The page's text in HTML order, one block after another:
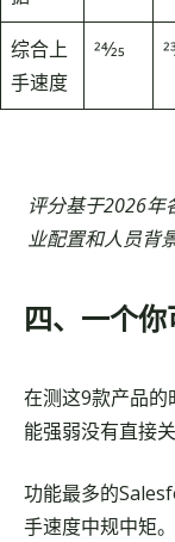
综合上
手速度
24⁄25
评分基于2026年
业配置和人员背
四、一个
在测这9款产品
能强弱没有直接关
功能最多的
手速度中规中矩